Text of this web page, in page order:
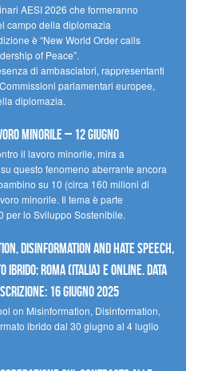
AESI 2026 che formeranno
campo della diplomazia
è “New World Order calls
of Peace”.
di ambasciatori, rappresentanti
parlamentari europee,
diplomazia.
minorile – 12 giugno
il lavoro minorile, mira a
questo fenomeno aberrante ancora
su 10 (circa 160 milioni di
minorile. Il tema è parte
per lo Sviluppo Sostenibile.
Disinformation and Hate Speech,
ibrido: Roma (Italia) e online. Data
16 giugno 2025
on Misinformation, Disinformation,
ibrido dal 30 giugno al 4 luglio